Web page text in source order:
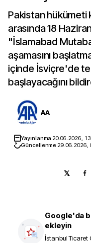
Pakistan hükümeti
arasında 18
"İslamabad
aşamasını
içinde İsviçre'de
başlayacağını
AA
Yayınlanma 20.06.2026,
Güncellenme 29.06.2026,
Google'da
ekleyin
İstanbul Ticaret